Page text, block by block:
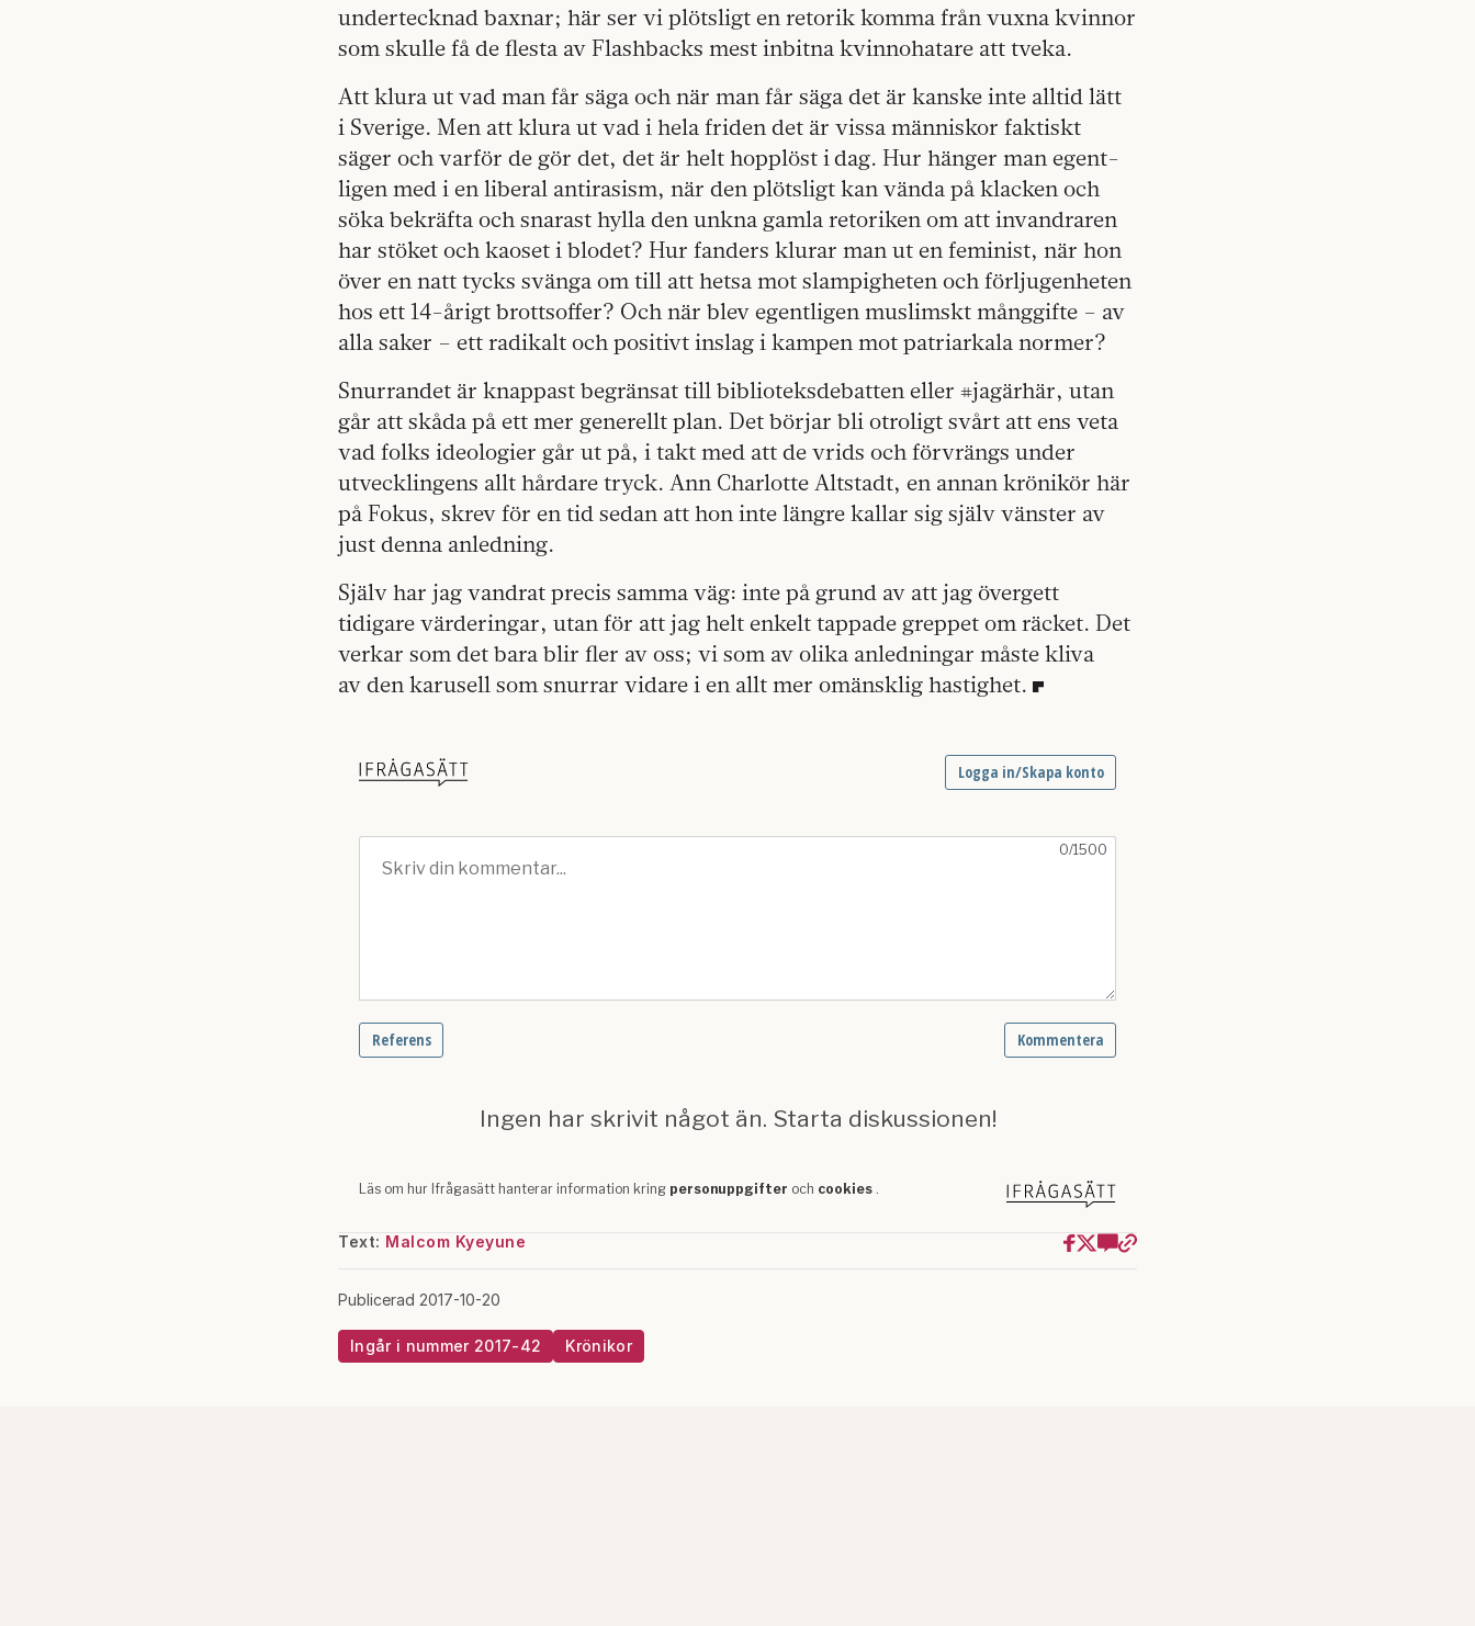
undertecknad baxnar; här ser vi plötsligt en retorik komma från vuxna kvinnor
som skulle få de flesta av Flashbacks mest inbitna kvinnohatare att tveka.
Att klura ut vad man får säga och när man får säga det är kanske inte alltid lätt
i Sverige. Men att klura ut vad i hela friden­ det är vissa människor faktiskt
säger och varför de gör det, det är helt hopplöst i dag. Hur hänger man egent­
ligen med i en liberal antirasism, när den plötsligt kan vända på klacken och
söka bekräfta och snarast hylla den unkna gamla retoriken om att invand­raren
har stöket och kaoset i blodet? Hur fanders klurar man ut en feminist, när hon
över en natt tycks svänga om till att hetsa mot slampigheten och förljugenheten
hos ett 14-årigt brottsoffer? Och när blev egentligen muslimskt månggifte – av
alla saker – ett radikalt och positivt inslag i kampen mot patriarkala normer?
Snurrandet är knappast begränsat till biblioteksdebatten eller #jagärhär, utan
går att skåda på ett mer generellt plan. Det börjar bli otroligt svårt att ens veta
vad folks ideologier går ut på, i takt med att de vrids och förvrängs under
utvecklingens allt hårdare tryck. Ann Charlotte Altstadt, en annan krönikör här
på Fokus, skrev för en tid sedan att hon inte längre kallar sig själv vänster av
just denna anledning.
Själv har jag vandrat precis samma väg: inte på grund av att jag övergett
tidigare värderingar, utan för att jag helt enkelt tappade greppet om räcket­. Det
verkar som det bara blir fler av oss; vi som av olika anledningar måste kliva
av den karusell som snurrar vidare i en allt mer omänsklig hastighet.
Text: Malcom Kyeyune
Publicerad 2017-10-20
Ingår i nummer 2017-42 Krönikor